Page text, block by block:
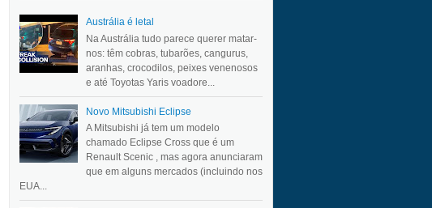
Austrália é letal
Na Austrália tudo parece querer matar-
nos: têm cobras, tubarões, cangurus,
aranhas, crocodilos, peixes venenosos
e até Toyotas Yaris voadore...
Novo Mitsubishi Eclipse
A Mitsubishi já tem um modelo
chamado Eclipse Cross que é um
Renault Scenic , mas agora anunciaram
que em alguns mercados (incluindo nos
EUA...